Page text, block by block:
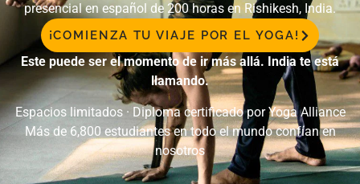
presencial en español de 200 horas en Rishikesh, India.
¡COMIENZA TU VIAJE POR EL YOGA!
Este puede ser el momento de ir más allá. India te está
llamando.
Espacios limitados · Diploma certificado por Yoga Alliance
Más de 6,800 estudiantes en todo el mundo confían en
nosotros